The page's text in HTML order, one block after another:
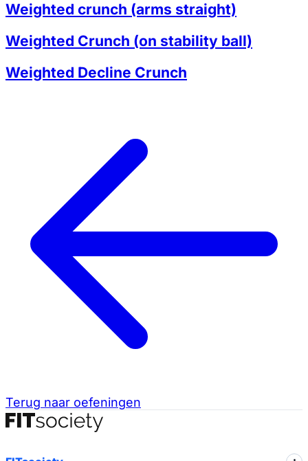
Weighted crunch (arms straight)
Weighted Crunch (on stability ball)
Weighted Decline Crunch
Terug naar oefeningen